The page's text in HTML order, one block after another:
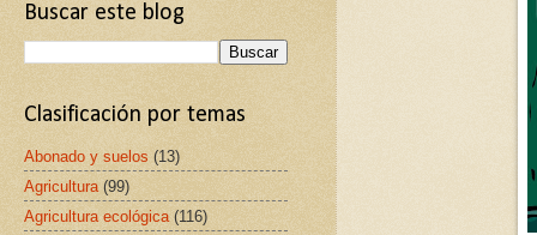
Buscar este blog
Clasificación por temas
Abonado y suelos (13)
Agricultura (99)
Agricultura ecológica (116)